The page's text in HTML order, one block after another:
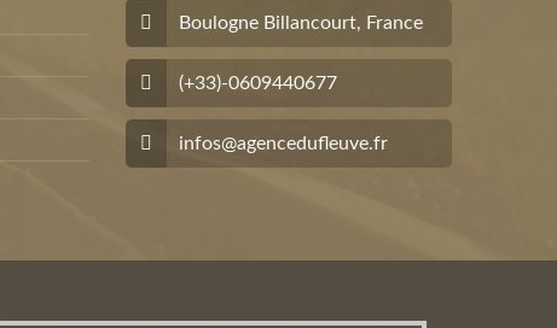
Boulogne Billancourt, France
(+33)-0609440677
infos@agencedufleuve.fr